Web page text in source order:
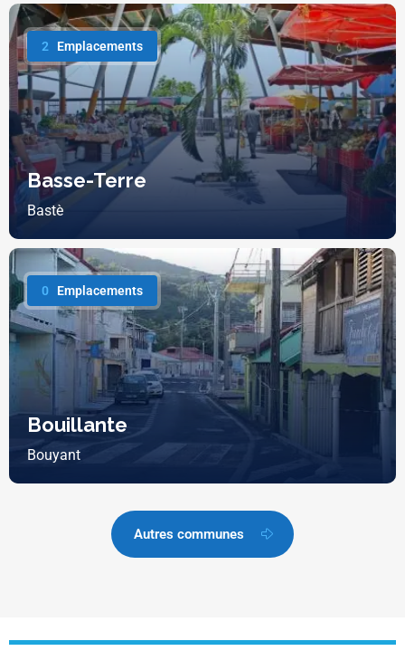
2 Emplacements
Basse-Terre
Bastè
0 Emplacements
Bouillante
Bouyant
Autres communes